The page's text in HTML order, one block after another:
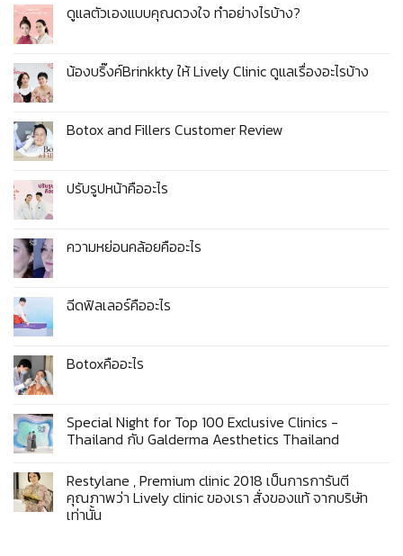
ดูแลตัวเองแบบคุณดวงใจ ทำอย่างไรบ้าง?
น้องบริ๊งค์Brinkkty ให้ Lively Clinic ดูแลเรื่องอะไรบ้าง
Botox and Fillers Customer Review
ปรับรูปหน้าคืออะไร
ความหย่อนคล้อยคืออะไร
ฉีดฟิลเลอร์คืออะไร
Botoxคืออะไร
Special Night for Top 100 Exclusive Clinics -
Thailand กับ​ Galderma​ Aesthetics​ Thailand
Restylane , Premium clinic 2018 เป็นการการันตี
คุณภาพว่า Lively clinic ของเรา สั่งของแท้ จากบริษัท
เท่านั้น